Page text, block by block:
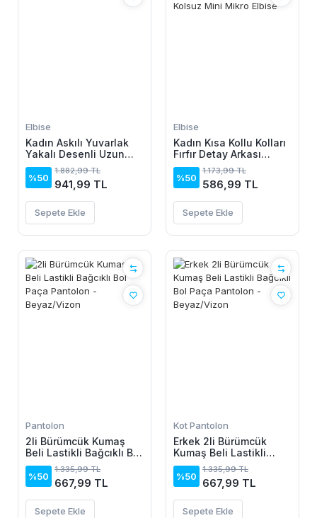
Elbise
Kadın Askılı Yuvarlak
Yakalı Desenli Uzun
Süprem Elbise
%50
1.882,99 TL
941,99 TL
Sepete Ekle
Elbise
Kadın Kısa Kollu Kolları
Fırfır Detay Arkası
Bağlamalı Leopar
Desen Kolsuz Mini
Mikro Elbise
%50
1.173,99 TL
586,99 TL
Sepete Ekle
Pantolon
2li Bürümcük Kumaş
Beli Lastikli Bağcıklı Bol
Paça Pantolon -
Beyaz/Vizon
%50
1.335,99 TL
667,99 TL
Sepete Ekle
Kot Pantolon
Erkek 2li Bürümcük
Kumaş Beli Lastikli
Bağcıklı Bol Paça
Pantolon - Beyaz/Vizon
%50
1.335,99 TL
667,99 TL
Sepete Ekle